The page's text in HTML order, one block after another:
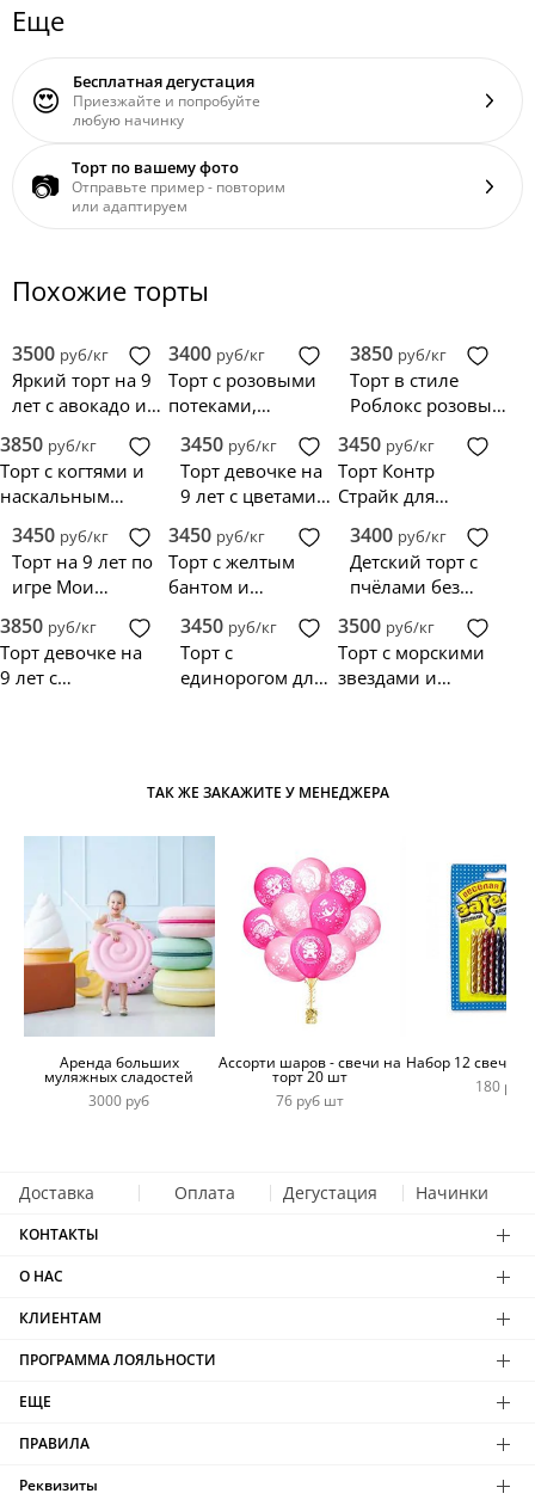
Еще
😍 Бесплатная дегустация
Приезжайте и попробуйте
любую начинку
📷 Торт по вашему фото
Отправьте пример - повторим
или адаптируем
Похожие торты
3500 руб/кг
Яркий торт на 9
лет с авокадо и
3400 руб/кг
Торт с розовыми
потеками,
конфетами
3850 руб/кг
Торт в стиле
Роблокс розовый
шарами
3850 руб/кг
Торт с когтями и
наскальным
динозавра
3450 руб/кг
Торт девочке на
9 лет с цветами
печеньем орео
3450 руб/кг
Торт Контр
Страйк для
3450 руб/кг
Торт на 9 лет по
игре Мои
3450 руб/кг
Торт с желтым
бантом и
3400 руб/кг
Детский торт с
пчёлами без
3850 руб/кг
Торт девочке на
9 лет с
3450 руб/кг
Торт с
единорогом для
3500 руб/кг
Торт с морскими
звездами и
ТАК ЖЕ ЗАКАЖИТЕ У МЕНЕДЖЕРА
Аренда больших
муляжных сладостей
3000 руб
Ассорти шаров - свечи на
торт 20 шт
76 руб шт
Набор 12 свечей
180 руб
Доставка Оплата Дегустация Начинки
КОНТАКТЫ
О НАС
КЛИЕНТАМ
ПРОГРАММА ЛОЯЛЬНОСТИ
ЕЩЕ
ПРАВИЛА
Реквизиты